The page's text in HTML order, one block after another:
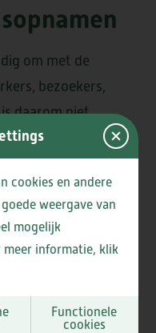
cookies en andere
weergave van
mogelijk
meer informatie, klik
Functionele
cookies
om met de
bezoekers,
daarom niet
te
van de
de regio
krachten om de